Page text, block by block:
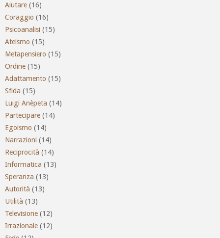
Aiutare (16)
Coraggio (16)
Psicoanalisi (15)
Ateismo (15)
Metapensiero (15)
Ordine (15)
Adattamento (15)
Sfida (15)
Luigi Anèpeta (14)
Partecipare (14)
Egoismo (14)
Narrazioni (14)
Reciprocità (14)
Informatica (13)
Speranza (13)
Autorità (13)
Utilità (13)
Televisione (12)
Irrazionale (12)